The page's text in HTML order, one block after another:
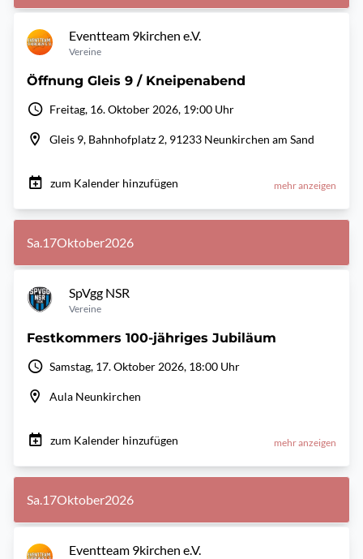
Eventteam 9kirchen e.V.
Vereine
Öffnung Gleis 9 / Kneipenabend
Freitag, 16. Oktober 2026, 19:00 Uhr
Gleis 9, Bahnhofplatz 2, 91233 Neunkirchen am Sand
zum Kalender hinzufügen mehr anzeigen
Sa.17Oktober2026
SpVgg NSR
Vereine
Festkommers 100-jähriges Jubiläum
Samstag, 17. Oktober 2026, 18:00 Uhr
Aula Neunkirchen
zum Kalender hinzufügen mehr anzeigen
Sa.17Oktober2026
Eventteam 9kirchen e.V.